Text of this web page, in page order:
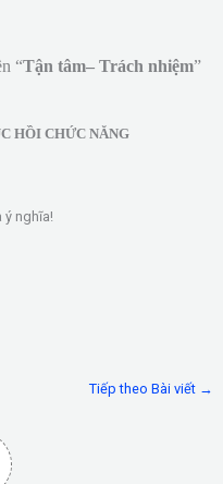
“Tận tâm– Trách nhiệm”
HỒI CHỨC NĂNG
ý nghĩa!
Tiếp theo Bài viết →